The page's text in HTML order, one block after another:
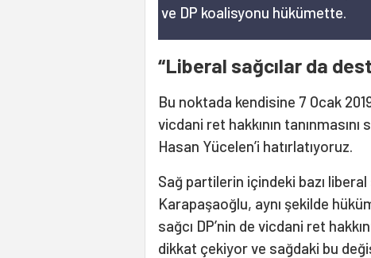
ve DP koalisyonu hükümette.
“Liberal sağcılar da
Bu noktada kendisine 7 Ocak
vicdani ret hakkının
Hasan Yücelen’i hatırlatıyoruz.
Sağ partilerin içindeki bazı liberal
Karapaşaoğlu, aynı şekilde
sağcı DP’nin de vicdani ret
dikkat çekiyor ve sağdaki bu